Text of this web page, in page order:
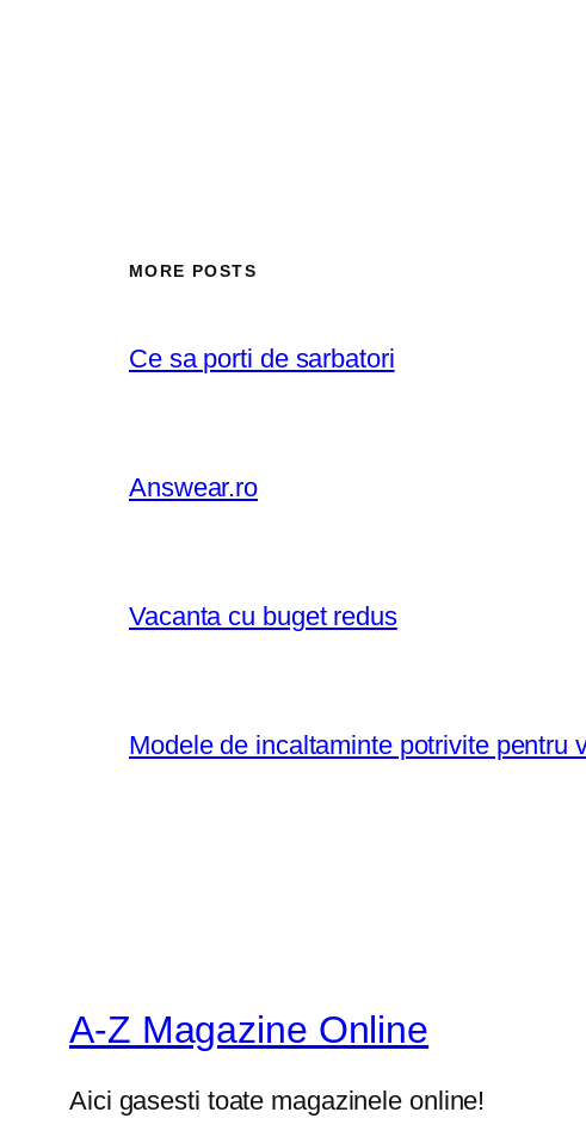
MORE POSTS
Ce sa porti de sarbatori
Answear.ro
Vacanta cu buget redus
Modele de incaltaminte potrivite pentru
A-Z Magazine Online
Aici gasesti toate magazinele online!